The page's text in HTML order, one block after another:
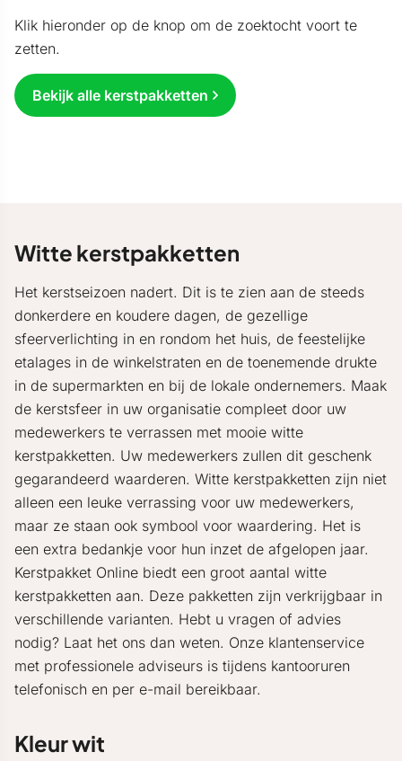
Klik hieronder op de knop om de zoektocht voort te
zetten.
Bekijk alle kerstpakketten
Witte kerstpakketten
Het kerstseizoen nadert. Dit is te zien aan de steeds
donkerdere en koudere dagen, de gezellige
sfeerverlichting in en rondom het huis, de feestelijke
etalages in de winkelstraten en de toenemende drukte
in de supermarkten en bij de lokale ondernemers. Maak
de kerstsfeer in uw organisatie compleet door uw
medewerkers te verrassen met mooie witte
kerstpakketten. Uw medewerkers zullen dit geschenk
gegarandeerd waarderen. Witte kerstpakketten zijn niet
alleen een leuke verrassing voor uw medewerkers,
maar ze staan ook symbool voor waardering. Het is
een extra bedankje voor hun inzet de afgelopen jaar.
Kerstpakket Online biedt een groot aantal witte
kerstpakketten aan. Deze pakketten zijn verkrijgbaar in
verschillende varianten. Hebt u vragen of advies
nodig? Laat het ons dan weten. Onze klantenservice
met professionele adviseurs is tijdens kantooruren
telefonisch en per e-mail bereikbaar.
Kleur wit